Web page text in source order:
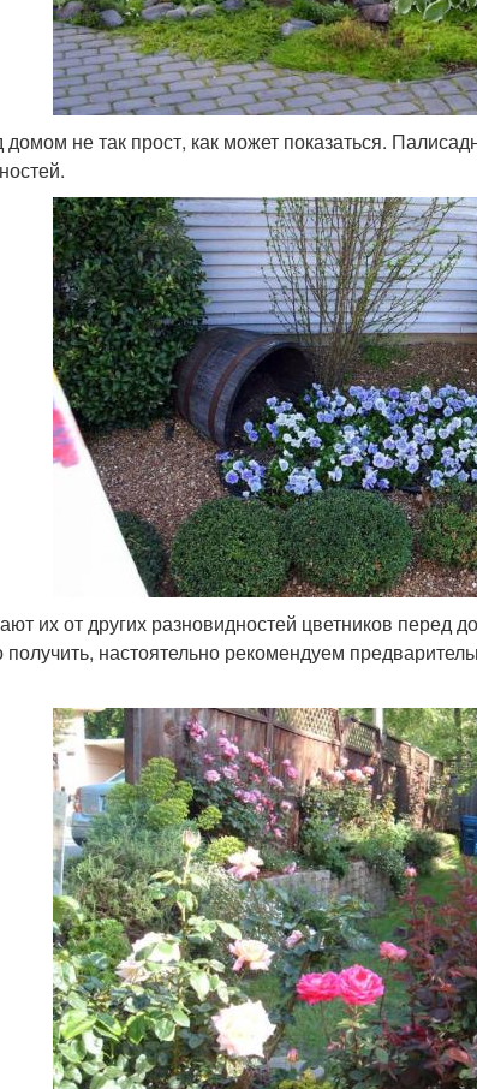
не так прост, как может показаться.
их от других разновидностей цветников перед
настоятельно рекомендуем